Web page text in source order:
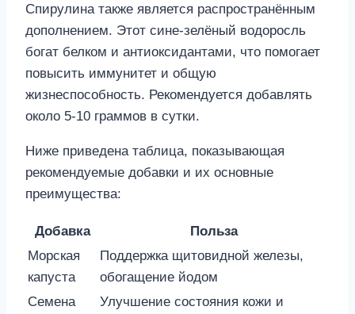
Спирулина также является распространённым
дополнением. Этот сине-зелёный водоросль
богат белком и антиоксидантами, что помогает
повысить иммунитет и общую
жизнеспособность. Рекомендуется добавлять
около 5-10 граммов в сутки.
Ниже приведена таблица, показывающая
рекомендуемые добавки и их основные
преимущества:
Добавка
Польза
Морская
капуста
Поддержка щитовидной железы,
обогащение йодом
Семена
Улучшение состояния кожи и